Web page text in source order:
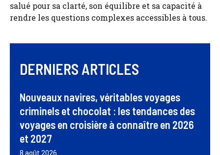
salué pour sa clarté, son équilibre et sa capacité à
rendre les questions complexes accessibles à tous.
DERNIERS ARTICLES
Nouveaux navires, véritables voyages
criminels et chocolat : les tendances des
voyages en croisière à connaître en 2026
et 2027
8 août 2026